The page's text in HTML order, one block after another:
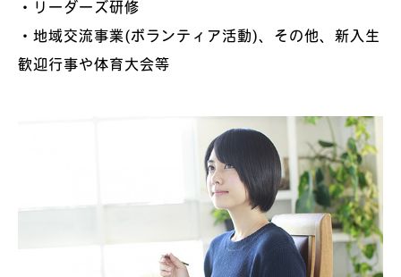
・リーダーズ研修
・地域交流事業(ボランティア活動)、その他、新入生
歓迎行事や体育大会等